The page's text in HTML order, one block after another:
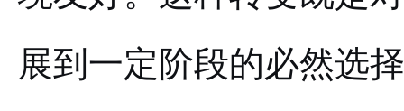
展到一定阶段的必然选